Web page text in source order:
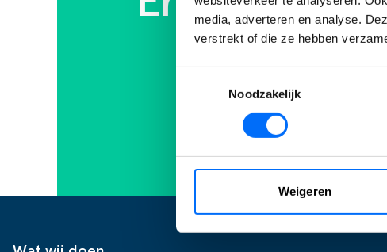
media, adverteren en analyse.
verstrekt of die ze hebben
Noodzakelijk
Weigeren
Ontdek zelf hoe je
gratis trial en